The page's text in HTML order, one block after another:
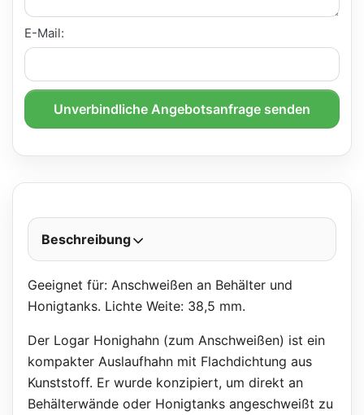
E-Mail:
Unverbindliche Angebotsanfrage senden
Beschreibung
Geeignet für: Anschweißen an Behälter und
Honigtanks. Lichte Weite: 38,5 mm.
Der Logar Honighahn (zum Anschweißen) ist ein
kompakter Auslaufhahn mit Flachdichtung aus
Kunststoff. Er wurde konzipiert, um direkt an
Behälterwände oder Honigtanks angeschweißt zu